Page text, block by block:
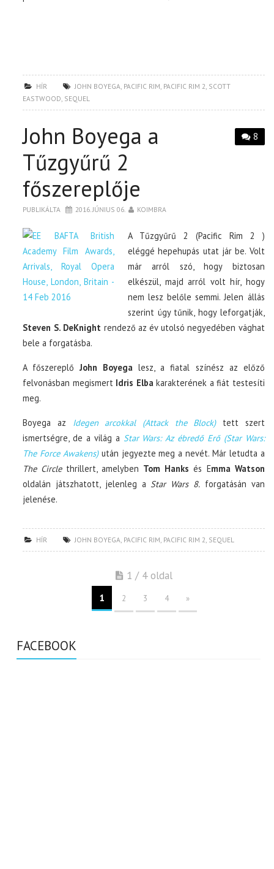
HÍR JOHN BOYEGA PACIFIC RIM PACIFIC RIM 2 SCOTT
EASTWOOD SEQUEL
8
John Boyega a
Tűzgyűrű 2
főszereplője
PUBLIKÁLTA 2016. JÚNIUS 06. KOIMBRA
A Tűzgyűrű 2 (Pacific Rim 2 )
eléggé hepehupás utat jár be. Volt
már arról szó, hogy biztosan
elkészül, majd arról volt hír, hogy
nem lesz belőle semmi. Jelen állás
szerint úgy tűnik, hogy leforgatják,
Steven S. DeKnight rendező az év utolsó negyedében vághat
bele a forgatásba.
A főszereplőJohn Boyega lesz, a fiatal színész az előző
felvonásban megismert Idris Elba karakterének a fiát testesíti
meg.
Boyega az Idegen arcokkal (Attack the Block)tett szert
ismertségre, de a világ a Star Wars: Az ébredő Erő (Star Wars:
The Force Awakens)után jegyezte meg a nevét. Már letudta a
The Circlethrillert, amelyben Tom Hanks és Emma Watson
oldalán játszhatott, jelenleg a Star Wars 8. forgatásán van
jelenése.
HÍR JOHN BOYEGA PACIFIC RIM PACIFIC RIM 2 SEQUEL
1 / 4 oldal
1 2 3 4 »
FACEBOOK